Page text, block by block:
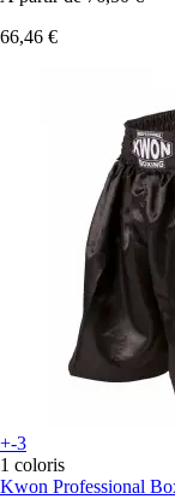
66,46 €
+-3
1 coloris
Kwon Professional